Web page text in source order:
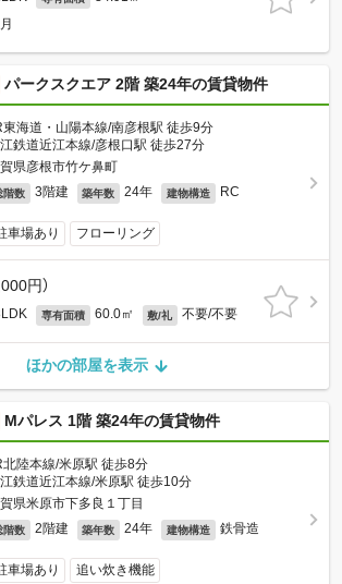
パークスクエア 2階 築24年の賃貸物件
東海道・山陽本線/南彦根駅 徒歩9分
鉄道近江本線/彦根口駅 徒歩27分
県彦根市竹ケ鼻町
階数 3階建 築年数 24年 建物構造 RC
車場あり フローリング
円）
専有面積 60.0㎡ 敷/礼 不要/不要
ほかの部屋を表示
Mパレス 1階 築24年の賃貸物件
北陸本線/米原駅 徒歩8分
鉄道近江本線/米原駅 徒歩10分
県米原市下多良１丁目
階数 2階建 築年数 24年 建物構造 鉄骨造
車場あり 追い炊き機能